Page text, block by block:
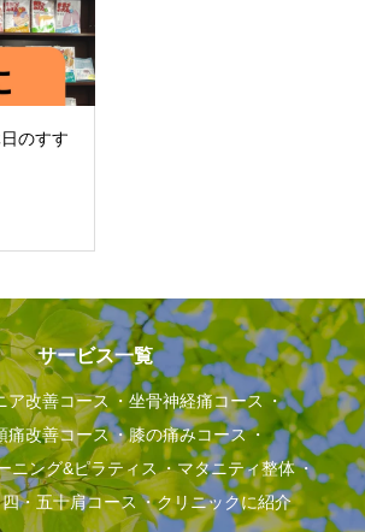
のすす
サービス一覧
ア改善コース
坐骨神経痛コース
痛改善コース
膝の痛みコース
ニング&ピラティス
マタニティ整体
四・五十肩コース クリニックに紹介